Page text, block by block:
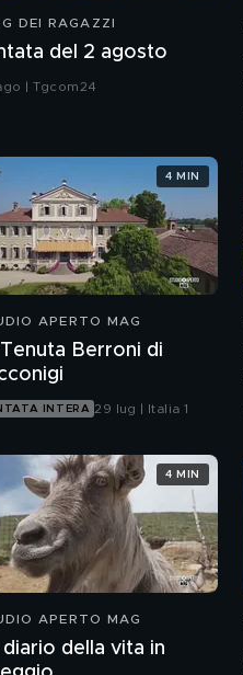
DEI RAGAZZI
del 2 agosto
| Tgcom24
APERTO MAG
Berroni di
INTERA 29 lug | Italia 1
4 MIN
APERTO MAG
diario della vita in
4 MIN